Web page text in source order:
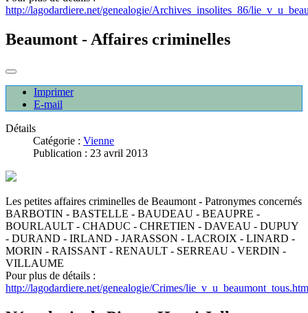
http://lagodardiere.net/genealogie/Archives_insolites_86/
Beaumont - Affaires criminelles
Imprimer
E-mail
Détails
Catégorie : Vienne
Publication : 23 avril 2013
Les petites affaires criminelles de Beaumont - Patronymes concernés
BARBOTIN - BASTELLE - BAUDEAU - BEAUPRE -
BOURLAULT - CHADUC - CHRETIEN - DAVEAU - DUPUY
- DURAND - IRLAND - JARASSON - LACROIX - LINARD -
MORIN - RAISSANT - RENAULT - SERREAU - VERDIN -
VILLAUME
Pour plus de détails :
http://lagodardiere.net/genealogie/Crimes/